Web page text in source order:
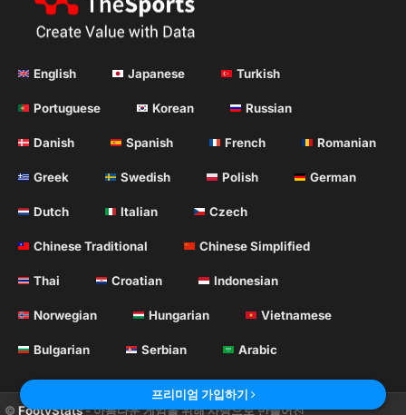
English Japanese Turkish
Portuguese Korean Russian
Danish Spanish French Romanian
Greek Swedish Polish German
Dutch Italian Czech
Chinese Traditional Chinese Simplified
Thai Croatian Indonesian
Norwegian Hungarian Vietnamese
Bulgarian Serbian Arabic
© FootyStats- 아름다운 게임을 위해 사랑으로 만들어진
프리미엄 가입하기